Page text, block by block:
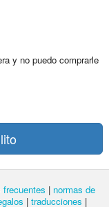
y no puedo comprarle
frecuentes | normas de
| traducciones |